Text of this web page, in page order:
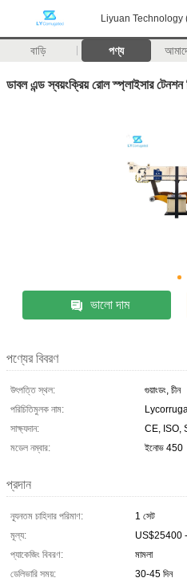
Liyuan Technology
বাড়ি পণ্য
ডাবল এন্ড স্বয়ংক্রিয় রোল স্প্লাইসার
ভালো দাম
পণ্যের বিবরণ
উৎপত্তি স্থল:
গুয়াংডং, চীন
পরিচিতিমুলক নাম:
সাক্ষ্যদান:
CE, ISO,
মডেল নম্বার:
ইনোভ 450
প্রদান
ন্যূনতম চাহিদার পরিমাণ:
1 সেট
মূল্য:
US$25400
প্যাকেজিং বিবরণ:
মামলা
ডেলিভারি সময়:
30-45 দিন